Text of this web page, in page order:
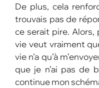
De plus, cela
trouvais pas de
ce serait pire. Alors,
vie veut vraiment
vie n’a qu’à
que je n’ai pas de
continue mon